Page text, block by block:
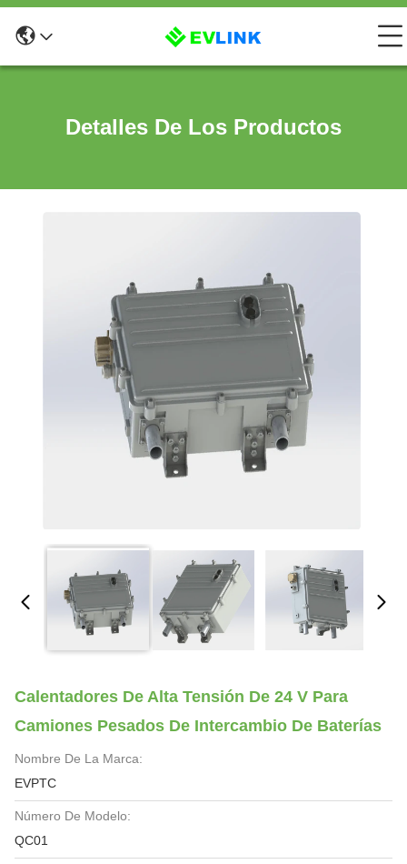
Detalles De Los Productos
Calentadores De Alta Tensión De 24 V Para
Camiones Pesados De Intercambio De Baterías
Nombre De La Marca:
EVPTC
Número De Modelo:
QC01